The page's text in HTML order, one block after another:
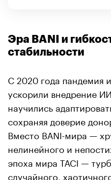
Эра BANI и
стабильности
С 2020 года пандемия
ускорили внедрение
научились
сохраняя доверие
Вместо BANI-мира —
нелинейного и
эпоха мира TACI —
случайного,